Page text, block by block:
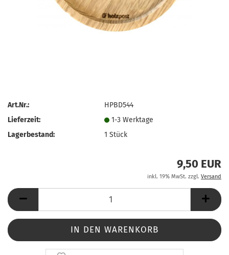
Art.Nr.:
HPBD544
Lieferzeit:
1-3 Werktage
Lagerbestand:
1Stück
9,50 EUR
inkl. 19% MwSt. zzgl. Versand